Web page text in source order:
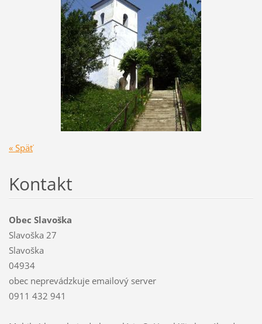
« Späť
Kontakt
Obec Slavoška
Slavoška 27
Slavoška
04934
obec neprevádzkuje emailový server
0911 432 941